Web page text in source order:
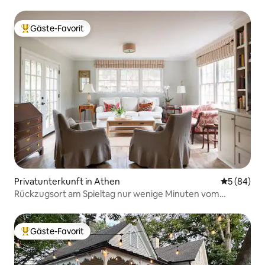
Beliebter Gäste-Favorit.
Gäste-Favorit
Privatunterkunft in Athen
5 (84)
Rückzugsort am Spieltag nur wenige Minuten vom
Beliebter Gäste-Favorit.
Gäste-Favorit